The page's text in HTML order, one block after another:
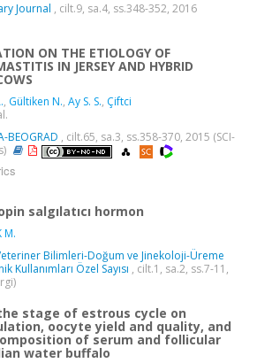
Journal , cilt.9, sa.4, ss.348-352, 2016
ON THE ETIOLOGY OF
IN JERSEY AND HYBRID
, Gültiken N., Ay S. S., Çiftci
BEOGRAD , cilt.65, sa.3, ss.358-370, 2015 (SCI-
salgılatıcı hormon
M.
Bilimleri-Doğum ve Jinekoloji-Üreme
Kullanımları Özel Sayısı , cilt.1, sa.2, ss.7-11,
stage of estrous cycle on
oocyte yield and quality, and
of serum and follicular
water buffalo